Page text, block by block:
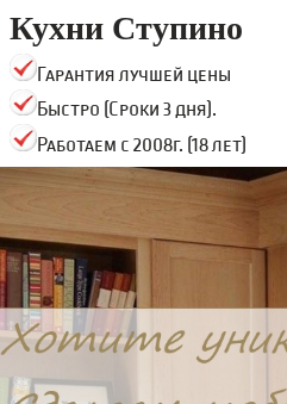
Кухни Ступино
Гарантия лучшей цены
Быстро (Сроки 3 дня).
Работаем с 2008г. (18 лет)